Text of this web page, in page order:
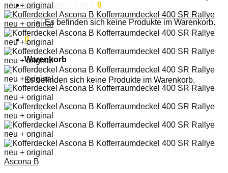
Warenkorb /
0
Es befinden sich keine Produkte im Warenkorb.
0
Warenkorb
Es befinden sich keine Produkte im Warenkorb.
Ascona B